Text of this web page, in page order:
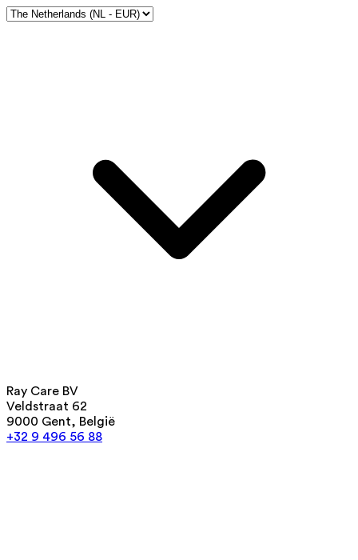
Ray Care BV
Veldstraat 62
9000 Gent, België
+32 9 496 56 88